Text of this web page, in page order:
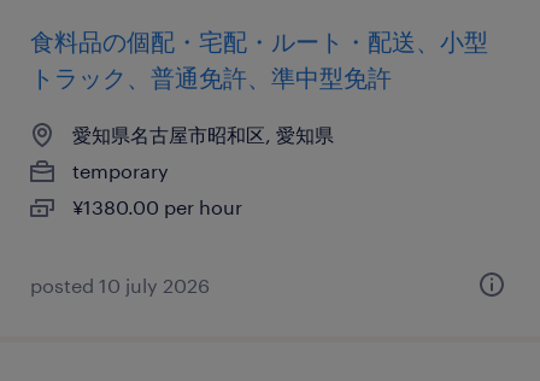
食料品の個配・宅配・ルート・配送、小型
トラック、普通免許、準中型免許
愛知県名古屋市昭和区, 愛知県
temporary
¥1380.00 per hour
posted 10 july 2026